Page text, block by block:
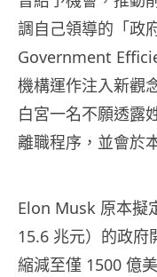
調自己領導的「政
Government
機構運作注入新觀
白宮一名不願透露
離職程序，並會於
Elon Musk 原本擬
15.6 兆元）的政府
縮減至僅 1500 億